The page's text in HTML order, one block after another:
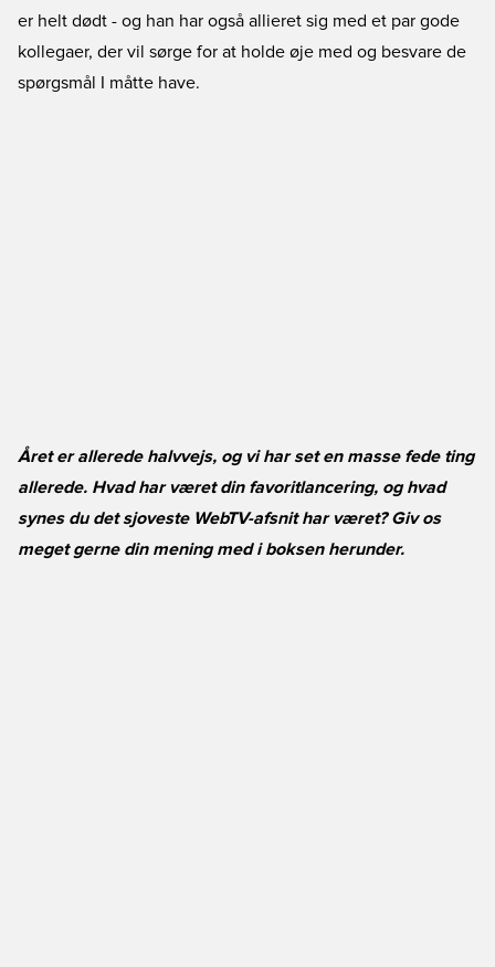
er helt dødt - og han har også allieret sig med et par gode
kollegaer, der vil sørge for at holde øje med og besvare de
spørgsmål I måtte have.
Året er allerede halvvejs, og vi har set en masse fede ting
allerede. Hvad har været din favoritlancering, og hvad
synes du det sjoveste WebTV-afsnit har været? Giv os
meget gerne din mening med i boksen herunder.